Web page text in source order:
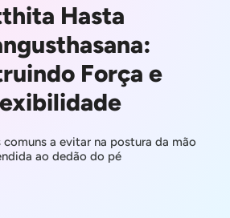
Hasta
Força e
comuns a evitar na postura da mão
ao dedão do pé